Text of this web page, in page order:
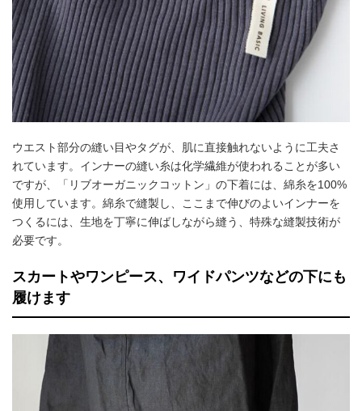
ウエスト部分の縫い目やタグが、肌に直接触れないように工夫さ
れています。インナーの縫い糸は化学繊維が使われることが多い
ですが、「リブオーガニックコットン」の下着には、綿糸を100%
使用しています。綿糸で縫製し、ここまで伸びのよいインナーを
つくるには、生地を丁寧に伸ばしながら縫う、特殊な縫製技術が
必要です。
スカートやワンピース、ワイドパンツなどの下にも
履けます